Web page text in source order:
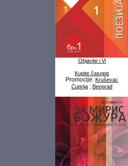
Objavite i Vi
Kupite časopis
Promocije: Kruševac
Ćuprija ; Beograd